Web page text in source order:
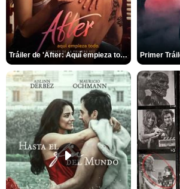
Tráiler de 'After: Aquí empieza todo'